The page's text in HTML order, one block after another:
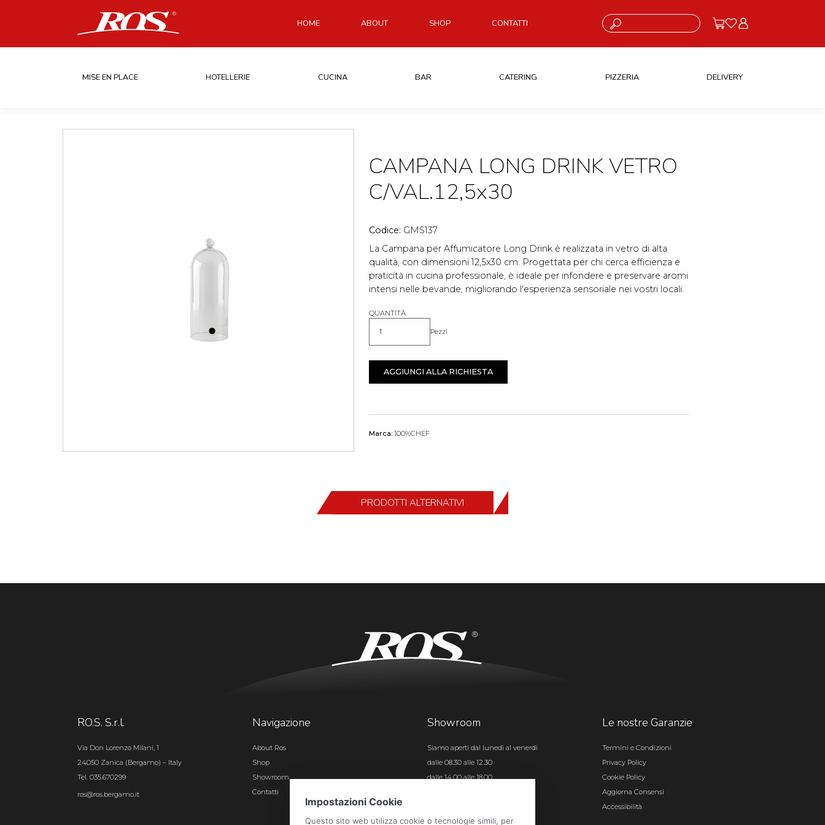
HOME ABOUT SHOP CONTATTI Cosa stai cercando?
MISE EN PLACE HOTELLERIE CUCINA BAR CATERING PIZZERIA DELIVERY
CAMPANA LONG DRINK VETRO
C/VAL.12,5x30
Codice: GMS137
La Campana per Affumicatore Long Drink è realizzata in vetro di alta
qualità, con dimensioni 12,5x30 cm. Progettata per chi cerca efficienza e
praticità in cucina professionale, è ideale per infondere e preservare aromi
intensi nelle bevande, migliorando l'esperienza sensoriale nei vostri locali.
QUANTITÀ
Quantità Pezzi
AGGIUNGI ALLA RICHIESTA
Marca: 100%CHEF
PRODOTTI ALTERNATIVI
RO.S. S.r.l.
Via Don Lorenzo Milani, 1
24050 Zanica (Bergamo) – Italy
Tel. 035.670299
ros@ros.bergamo.it
Navigazione
About Ros
Shop
Showroom
Contatti
Showroom
Siamo aperti dal lunedì al venerdì
dalle 08.30 alle 12.30
dalle 14.00 alle 18.00
Le nostre Garanzie
Termini e Condizioni
Privacy Policy
Cookie Policy
Aggiorna Consensi
Accessibilità